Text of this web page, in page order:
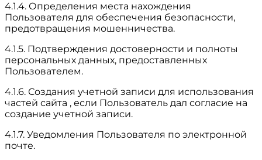
4.1.4. Определения места нахождения
Пользователя для обеспечения безопасности,
предотвращения мошенничества.
4.1.5. Подтверждения достоверности и полноты
персональных данных, предоставленных
Пользователем.
4.1.6. Создания учетной записи для использования
частей сайта , если Пользователь дал согласие на
создание учетной записи.
4.1.7. Уведомления Пользователя по электронной
почте.